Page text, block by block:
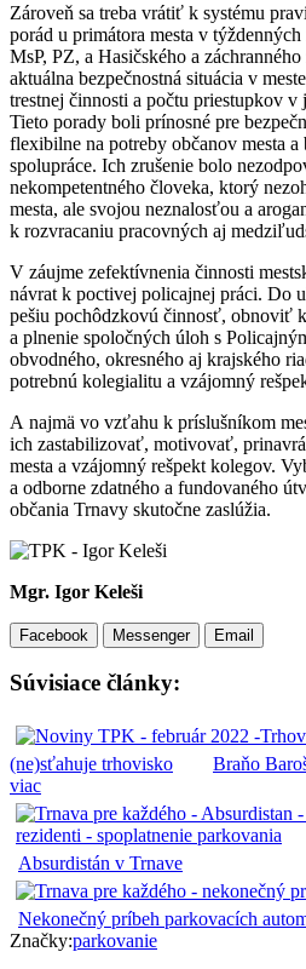
Zároveň sa treba vrátiť k systému
porád u primátora mesta v
MsP, PZ, a Hasičského a
aktuálna bezpečnostná situácia v
trestnej činnosti a počtu priestupkov v
Tieto porady boli prínosné pre
flexibilne na potreby občanov mesta
spolupráce. Ich zrušenie bolo
nekompetentného človeka, ktorý
mesta, ale svojou neznalosťou a
k rozvracaniu pracovných aj
V záujme zefektívnenia činnosti
návrat k poctivej policajnej práci. Do
pešiu pochôdzkovú činnosť, obnoviť
a plnenie spoločných úloh s
obvodného, okresného aj krajského
potrebnú kolegialitu a vzájomný
A najmä vo vzťahu k príslušníkom
ich zastabilizovať, motivovať,
mesta a vzájomný rešpekt kolegov.
a odborne zdatného a fundovaného
občania Trnavy skutočne zaslúžia.
Mgr. Igor Keleši
Facebook Messenger Email
Súvisiace články:
(ne)sťahuje trhovisko
Braňo
viac
Absurdistán v Trnave
Nekonečný príbeh parkovacích
Značky:parkovanie